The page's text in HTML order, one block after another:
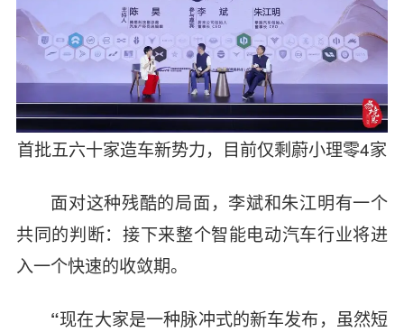
首批五六十家造车新势力，目前仅剩蔚小理零4家
面对这种残酷的局面，李斌和朱江明有一个
共同的判断：接下来整个智能电动汽车行业将进
入一个快速的收敛期。
“现在大家是一种脉冲式的新车发布，虽然短